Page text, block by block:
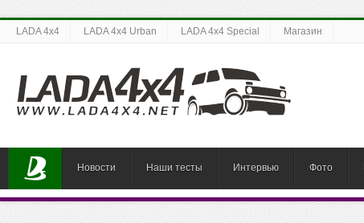
LADA 4x4 LADA 4x4 Urban LADA 4x4 Special Магазин
Новости Наши тесты Интервью Фото